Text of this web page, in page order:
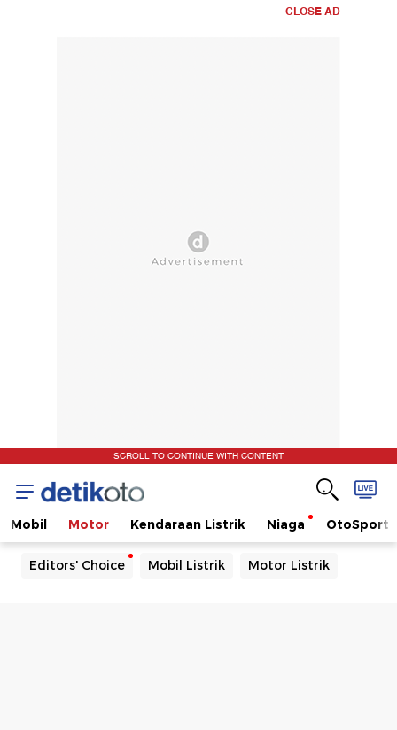
CLOSE AD
SCROLL TO CONTINUE WITH CONTENT
Mobil Motor Kendaraan Listrik Niaga OtoSport
Editors' Choice Mobil Listrik Motor Listrik